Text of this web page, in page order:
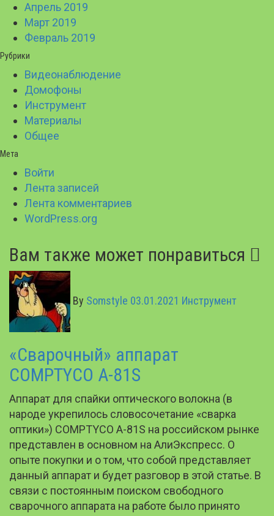
Апрель 2019
Март 2019
Февраль 2019
Рубрики
Видеонаблюдение
Домофоны
Инструмент
Материалы
Общее
Мета
Войти
Лента записей
Лента комментариев
WordPress.org
Вам также может понравиться
By Somstyle 03.01.2021 Инструмент
«Сварочный» аппарат
COMPTYCO A-81S
Аппарат для спайки оптического волокна (в
народе укрепилось словосочетание «сварка
оптики») COMPTYCO A-81S на российском рынке
представлен в основном на АлиЭкспресс. О
опыте покупки и о том, что собой представляет
данный аппарат и будет разговор в этой статье. В
связи с постоянным поиском свободного
сварочного аппарата на работе было принято